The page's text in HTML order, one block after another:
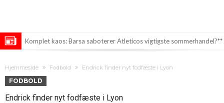
Komplet kaos: Barsa saboterer Atleticos vigtigste sommerhandel?**
Engelsk landsholdsspiller i nattelivets kløer
Hjemmeside Fodbold Endrick finder nyt fodfæste i Lyon
FODBOLD
Endrick finder nyt fodfæste i Lyon